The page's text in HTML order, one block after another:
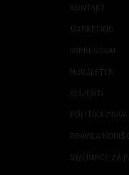
KONTAKT
MARKETING
IMPRESSUM
NJUZLETER
KLIJENTI
POLITIKA
PRAVILA
SMERNICE ZA